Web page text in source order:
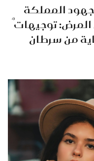
جهود المملكة
توجيهاتٌ
من سرطان